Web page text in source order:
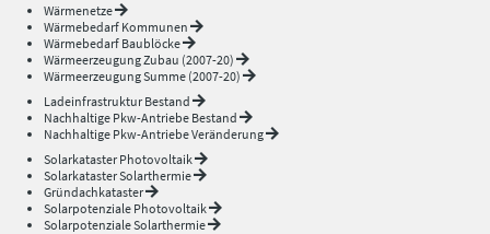
Wärmenetze
Wärmebedarf Kommunen
Wärmebedarf Baublöcke
Wärmeerzeugung Zubau (2007-20)
Wärmeerzeugung Summe (2007-20)
Ladeinfrastruktur Bestand
Nachhaltige Pkw-Antriebe Bestand
Nachhaltige Pkw-Antriebe Veränderung
Solarkataster Photovoltaik
Solarkataster Solarthermie
Gründachkataster
Solarpotenziale Photovoltaik
Solarpotenziale Solarthermie